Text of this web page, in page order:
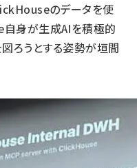
のデータを使
自身が生成AIを積極的
ろうとする姿勢が垣間